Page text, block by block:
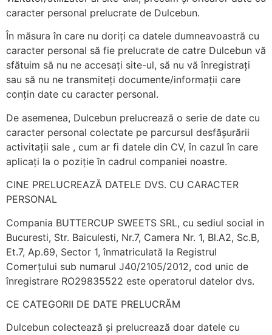
caracter personal prelucrate de Dulcebun.
În măsura în care nu doriți ca datele dumneavoastră cu
caracter personal să fie prelucrate de catre Dulcebun vă
sfătuim să nu ne accesați site-ul, să nu vă înregistrați
sau să nu ne transmiteți documente/informații care
conțin date cu caracter personal.
De asemenea, Dulcebun prelucrează o serie de date cu
caracter personal colectate pe parcursul desfășurării
activitații sale , cum ar fi datele din CV, în cazul în care
aplicați la o poziție în cadrul companiei noastre.
CINE PRELUCREAZĂ DATELE DVS. CU CARACTER
PERSONAL
Compania BUTTERCUP SWEETS SRL, cu sediul social in
Bucuresti, Str. Baiculesti, Nr.7, Camera Nr. 1, Bl.A2, Sc.B,
Et.7, Ap.69, Sector 1, înmatriculată la Registrul
Comerțului sub numarul J40/2105/2012, cod unic de
înregistrare RO29835522 este operatorul datelor dvs.
CE CATEGORII DE DATE PRELUCRĂM
Dulcebun colectează și prelucrează doar datele cu